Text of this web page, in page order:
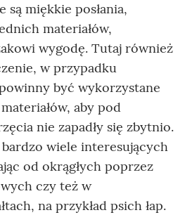
miękkie posłania,
materiałów,
wygodę. Tutaj również
w przypadku
być wykorzystane
aby pod
nie zapadły się zbytnio.
wiele interesujących
od okrągłych poprzez
czy też w
na przykład psich łap.